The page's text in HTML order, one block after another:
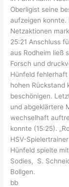
Oberligist seine
aufzeigen
Netzaktionen
25:21 Anschluss
aus Rodheim ließ
Forsch und
Hünfeld
hohen Rückstand
beschönigen.
und abgeklärtere
wechselhaft
konnte (15:25).
HSV-
Hünfeld spielte
Sodies, S.
Bollgen.
bb